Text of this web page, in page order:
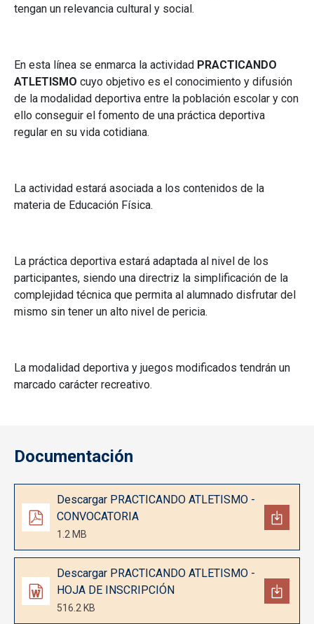
tengan un relevancia cultural y social.
En esta línea se enmarca la actividad PRACTICANDO
ATLETISMO cuyo objetivo es el conocimiento y difusión
de la modalidad deportiva entre la población escolar y con
ello conseguir el fomento de una práctica deportiva
regular en su vida cotidiana.
La actividad estará asociada a los contenidos de la
materia de Educación Física.
La práctica deportiva estará adaptada al nivel de los
participantes, siendo una directriz la simplificación de la
complejidad técnica que permita al alumnado disfrutar del
mismo sin tener un alto nivel de pericia.
La modalidad deportiva y juegos modificados tendrán un
marcado carácter recreativo.
Documentación
Documento
Descargar PRACTICANDO ATLETISMO -
CONVOCATORIA
1.2 MB
Documento
Descargar PRACTICANDO ATLETISMO -
HOJA DE INSCRIPCIÓN
516.2 KB